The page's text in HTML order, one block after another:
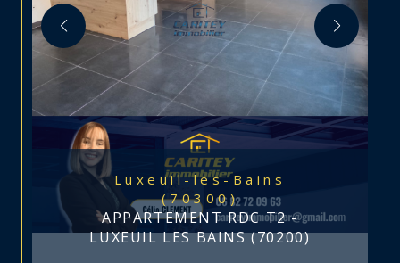
Luxeuil-les-Bains
(70300)
APPARTEMENT RDC T2 -
LUXEUIL LES BAINS (70200)